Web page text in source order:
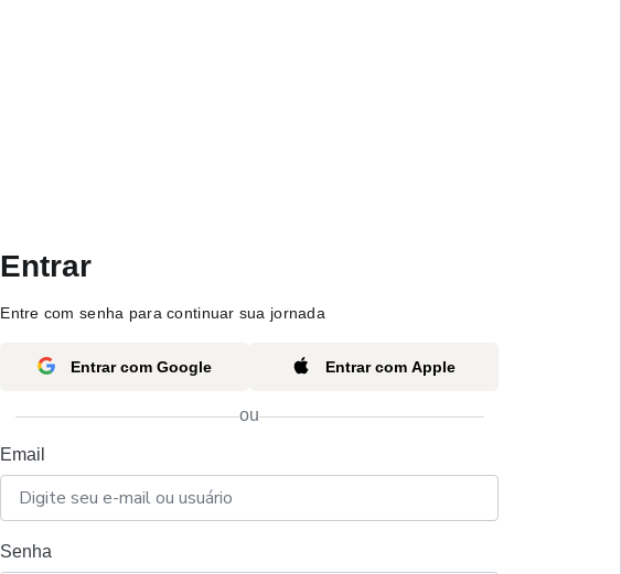
Entrar
Entre com senha para continuar sua jornada
Entrar com Google Entrar com Apple
ou
Email
Senha